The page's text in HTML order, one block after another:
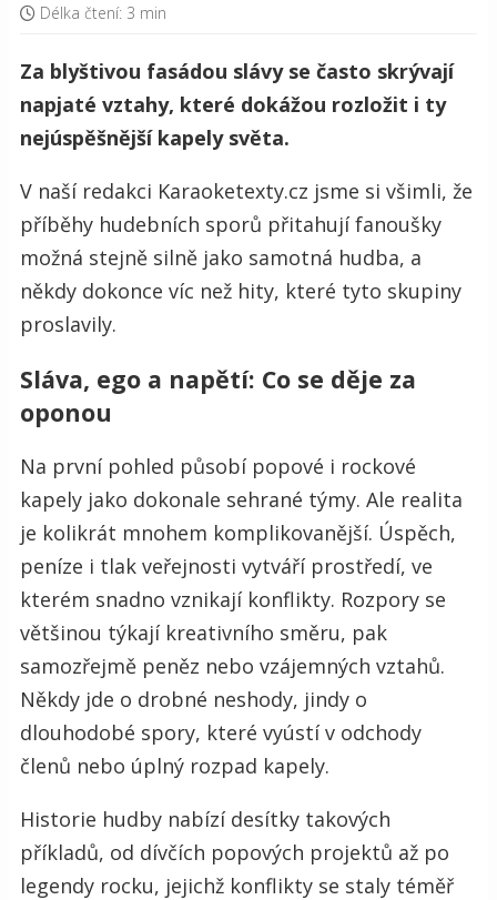
Délka čtení: 3 min
Za blyštivou fasádou slávy se často skrývají
napjaté vztahy, které dokážou rozložit i ty
nejúspěšnější kapely světa.
V naší redakci Karaoketexty.cz jsme si všimli, že
příběhy hudebních sporů přitahují fanoušky
možná stejně silně jako samotná hudba, a
někdy dokonce víc než hity, které tyto skupiny
proslavily.
Sláva, ego a napětí: Co se děje za
oponou
Na první pohled působí popové i rockové
kapely jako dokonale sehrané týmy. Ale realita
je kolikrát mnohem komplikovanější. Úspěch,
peníze i tlak veřejnosti vytváří prostředí, ve
kterém snadno vznikají konflikty. Rozpory se
většinou týkají kreativního směru, pak
samozřejmě peněz nebo vzájemných vztahů.
Někdy jde o drobné neshody, jindy o
dlouhodobé spory, které vyústí v odchody
členů nebo úplný rozpad kapely.
Historie hudby nabízí desítky takových
příkladů, od dívčích popových projektů až po
legendy rocku, jejichž konflikty se staly téměř